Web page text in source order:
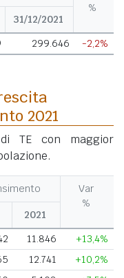
%
31/12/2021
299.646 -2,2%
2021
TE con maggior
Var
%
2021
11.846
+13,4%
12.741
+10,2%